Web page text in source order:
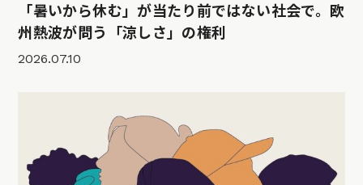
「暑いから休む」が当たり前ではない社会で。欧
州熱波が問う「涼しさ」の権利
2026.07.10